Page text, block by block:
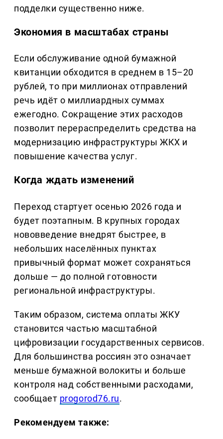
подделки существенно ниже.
Экономия в масштабах страны
Если обслуживание одной бумажной
квитанции обходится в среднем в 15–20
рублей, то при миллионах отправлений
речь идёт о миллиардных суммах
ежегодно. Сокращение этих расходов
позволит перераспределить средства на
модернизацию инфраструктуры ЖКХ и
повышение качества услуг.
Когда ждать изменений
Переход стартует осенью 2026 года и
будет поэтапным. В крупных городах
нововведение внедрят быстрее, в
небольших населённых пунктах
привычный формат может сохраняться
дольше — до полной готовности
региональной инфраструктуры.
Таким образом, система оплаты ЖКУ
становится частью масштабной
цифровизации государственных сервисов.
Для большинства россиян это означает
меньше бумажной волокиты и больше
контроля над собственными расходами,
сообщает progorod76.ru.
Рекомендуем также: